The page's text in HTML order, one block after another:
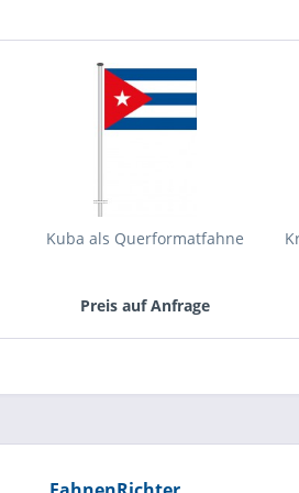
Kuba als Querformatfahne
Preis auf Anfrage